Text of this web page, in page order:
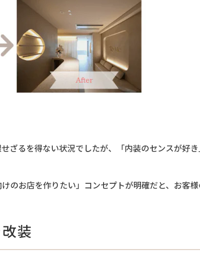
ざるを得ない状況でしたが、「内装のセンスが好
のお店を作りたい」コンセプトが明確だと、お客
装